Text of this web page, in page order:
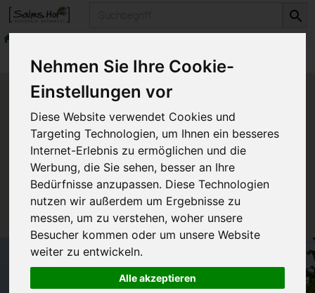
Nehmen Sie Ihre Cookie-
Einstellungen vor
Diese Website verwendet Cookies und
Targeting Technologien, um Ihnen ein besseres
Internet-Erlebnis zu ermöglichen und die
Werbung, die Sie sehen, besser an Ihre
Bedürfnisse anzupassen. Diese Technologien
nutzen wir außerdem um Ergebnisse zu
messen, um zu verstehen, woher unsere
Besucher kommen oder um unsere Website
weiter zu entwickeln.
Alle akzeptieren
Produkte Gemüse frisches Rohkostgemüse
Produkt "Schlangengurke"
nicht verfügbar.
Das von Ihnen gesuchte Produkt ist leider zur Zeit
nicht verfügbar.